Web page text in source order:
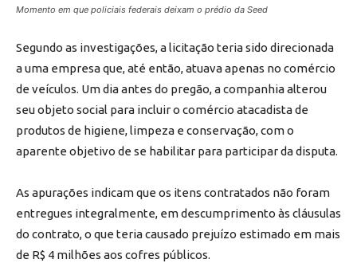
Momento em que policiais federais deixam o prédio da Seed
Segundo as investigações, a licitação teria sido direcionada
a uma empresa que, até então, atuava apenas no comércio
de veículos. Um dia antes do pregão, a companhia alterou
seu objeto social para incluir o comércio atacadista de
produtos de higiene, limpeza e conservação, com o
aparente objetivo de se habilitar para participar da disputa.
As apurações indicam que os itens contratados não foram
entregues integralmente, em descumprimento às cláusulas
do contrato, o que teria causado prejuízo estimado em mais
de R$ 4 milhões aos cofres públicos.